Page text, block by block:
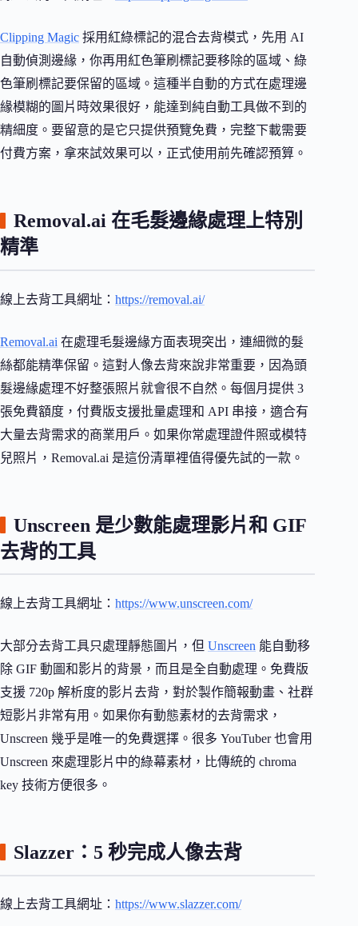
Clipping Magic 採用紅綠標記的混合去背模式，先用 AI
自動偵測邊緣，你再用紅色筆刷標記要移除的區域、綠
色筆刷標記要保留的區域。這種半自動的方式在處理邊
緣模糊的圖片時效果很好，能達到純自動工具做不到的
精細度。要留意的是它只提供預覽免費，完整下載需要
付費方案，拿來試效果可以，正式使用前先確認預算。
Removal.ai 在毛髮邊緣處理上特別
精準
線上去背工具網址： https://removal.ai/
Removal.ai 在處理毛髮邊緣方面表現突出，連細微的髮
絲都能精準保留。這對人像去背來說非常重要，因為頭
髮邊緣處理不好整張照片就會很不自然。每個月提供 3
張免費額度，付費版支援批量處理和 API 串接，適合有
大量去背需求的商業用戶。如果你常處理證件照或模特
兒照片，Removal.ai 是這份清單裡值得優先試的一款。
Unscreen 是少數能處理影片和 GIF
去背的工具
線上去背工具網址： https://www.unscreen.com/
大部分去背工具只處理靜態圖片，但 Unscreen 能自動移
除 GIF 動圖和影片的背景，而且是全自動處理。免費版
支援 720p 解析度的影片去背，對於製作簡報動畫、社群
短影片非常有用。如果你有動態素材的去背需求，
Unscreen 幾乎是唯一的免費選擇。很多 YouTuber 也會用
Unscreen 來處理影片中的綠幕素材，比傳統的 chroma
key 技術方便很多。
Slazzer：5 秒完成人像去背
線上去背工具網址： https://www.slazzer.com/